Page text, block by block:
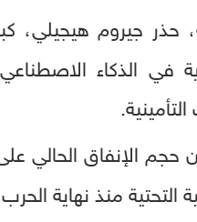
في الذكاء
الإنفاق الحالي على
التحتية منذ نهاية الحرب